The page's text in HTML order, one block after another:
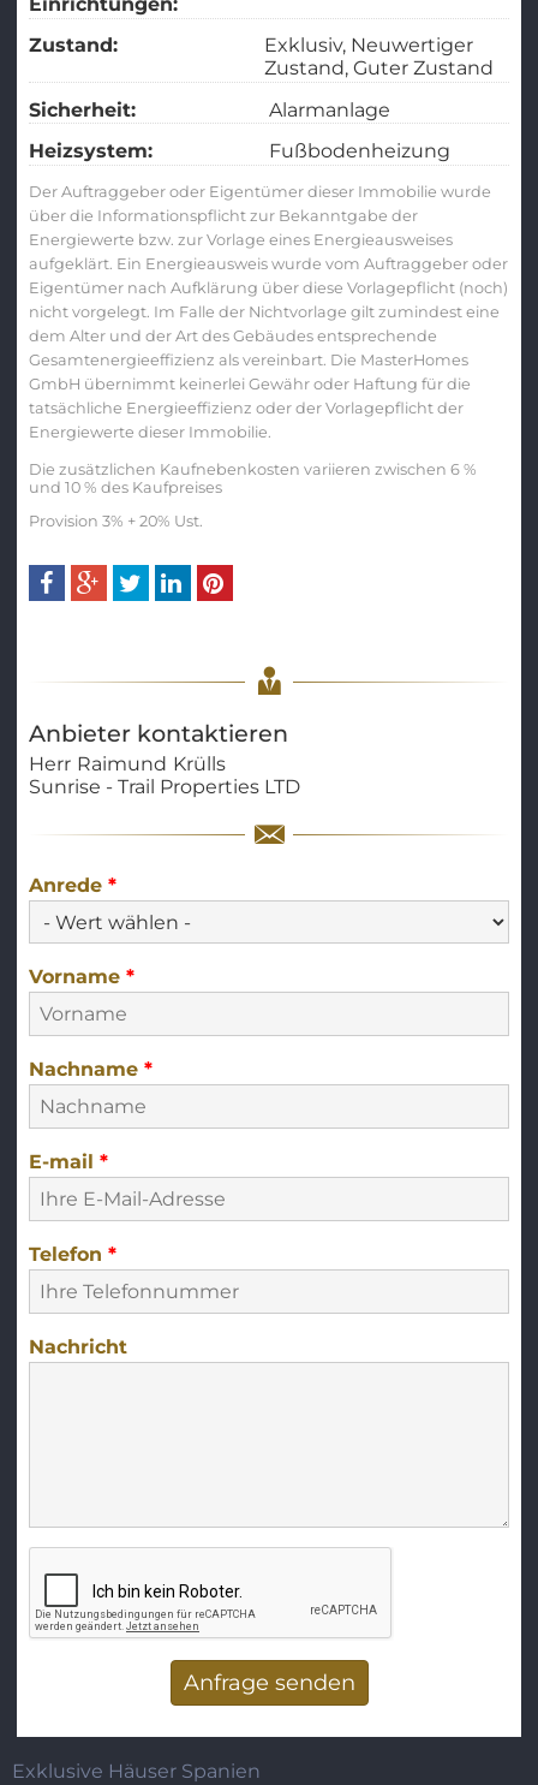
Zustand:
Exklusiv Neuwertiger
Zustand Guter Zustand
Sicherheit:
Alarmanlage
Heizsystem:
Fußbodenheizung
Der Auftraggeber oder Eigentümer dieser Immobilie wurde
über die Informationspflicht zur Bekanntgabe der
Energiewerte bzw. zur Vorlage eines Energieausweises
aufgeklärt. Ein Energieausweis wurde vom Auftraggeber oder
Eigentümer nach Aufklärung über diese Vorlagepflicht (noch)
nicht vorgelegt. Im Falle der Nichtvorlage gilt zumindest eine
dem Alter und der Art des Gebäudes entsprechende
Gesamtenergieeffizienz als vereinbart. Die MasterHomes
GmbH übernimmt keinerlei Gewähr oder Haftung für die
tatsächliche Energieeffizienz oder der Vorlagepflicht der
Energiewerte dieser Immobilie.
Die zusätzlichen Kaufnebenkosten variieren zwischen 6 %
und 10 % des Kaufpreises
Provision 3% + 20% Ust.
Anbieter kontaktieren
Herr Raimund Krülls
Sunrise - Trail Properties LTD
Anrede *
Vorname *
Nachname *
E-mail *
Telefon *
Nachricht
Vertikale Reiter
Exklusive Häuser Spanien